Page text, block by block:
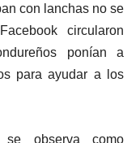
con lanchas no se
circularon
ponían a
para ayudar a los
observa como